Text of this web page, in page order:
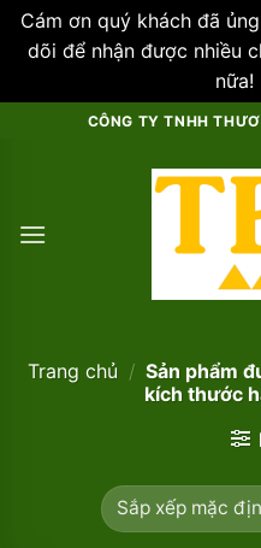
Cám ơn quý khách đã
dõi để nhận được nhiều
nữa!
CÔNG TY TNHH
Trang chủ / Sản phẩm
kích thước